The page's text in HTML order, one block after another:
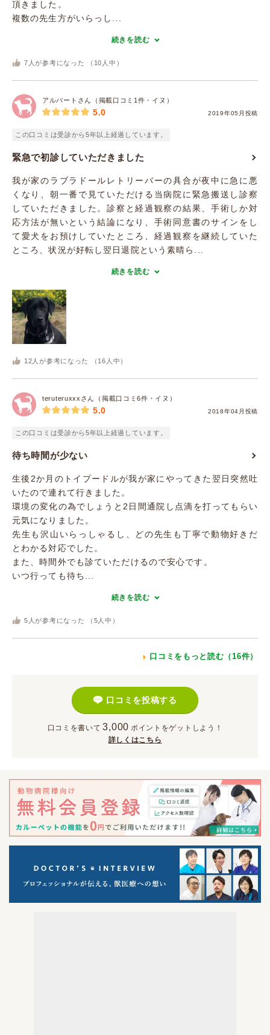
頂きました。
複数の先生方がいらっし...
続きを読む
7 人が参考になった （ 10 人中）
アルバートさん（掲載口コミ1件・イヌ）
2019年05月投稿
5.0
この口コミは受診から5年以上経過しています。
緊急で初診していただきました
我が家のラブラドールレトリーバーの具合が夜中に急に悪
くなり、朝一番で見ていただける当病院に緊急搬送し診察
していただきました。診察と経過観察の結果、手術しか対
応方法が無いという結論になり、手術同意書のサインをし
て愛犬をお預けしていたところ、経過観察を継続していた
ところ、状況が好転し翌日退院という素晴ら...
続きを読む
12 人が参考になった （ 16 人中）
teruteruxxxさん（掲載口コミ6件・イヌ）
2018年04月投稿
5.0
この口コミは受診から5年以上経過しています。
待ち時間が少ない
生後2か月のトイプードルが我が家にやってきた翌日突然吐
いたので連れて行きました。
環境の変化の為でしょうと2日間通院し点滴を打ってもらい
元気になりました。
先生も沢山いらっしゃるし、どの先生も丁寧で動物好きだ
とわかる対応でした。
また、時間外でも診ていただけるので安心です。
いつ行っても待ち...
続きを読む
5 人が参考になった （ 5 人中）
口コミをもっと読む（16件）
口コミを投稿する
口コミを書いて 3,000 ポイント をゲットしよう！
詳しくはこちら